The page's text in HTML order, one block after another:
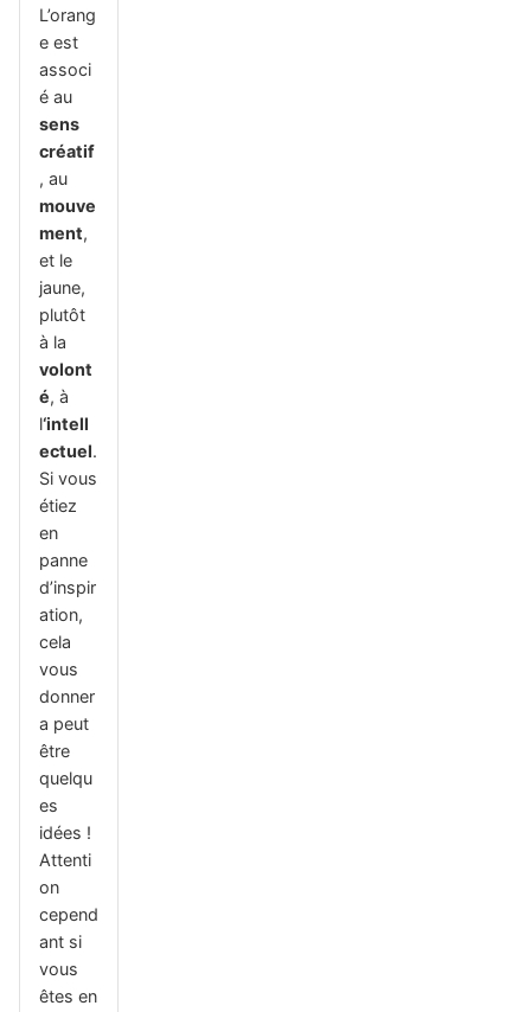
L’orang
e est
associ
é au
sens
créatif
, au
mouve
ment,
et le
jaune,
plutôt
à la
volont
é, à
l‘intell
ectuel.
Si vous
étiez
en
panne
d’inspir
ation,
cela
vous
donner
a peut
être
quelqu
es
idées !
Attenti
on
cepend
ant si
vous
êtes en